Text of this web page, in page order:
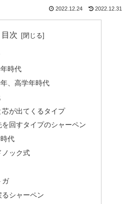
2022.12.24 2022.12.31
目次
時代
、高学年時代
芯が出てくるタイプ
を回すタイプのシャーペン
代
ノック式
ガ
るシャーペン